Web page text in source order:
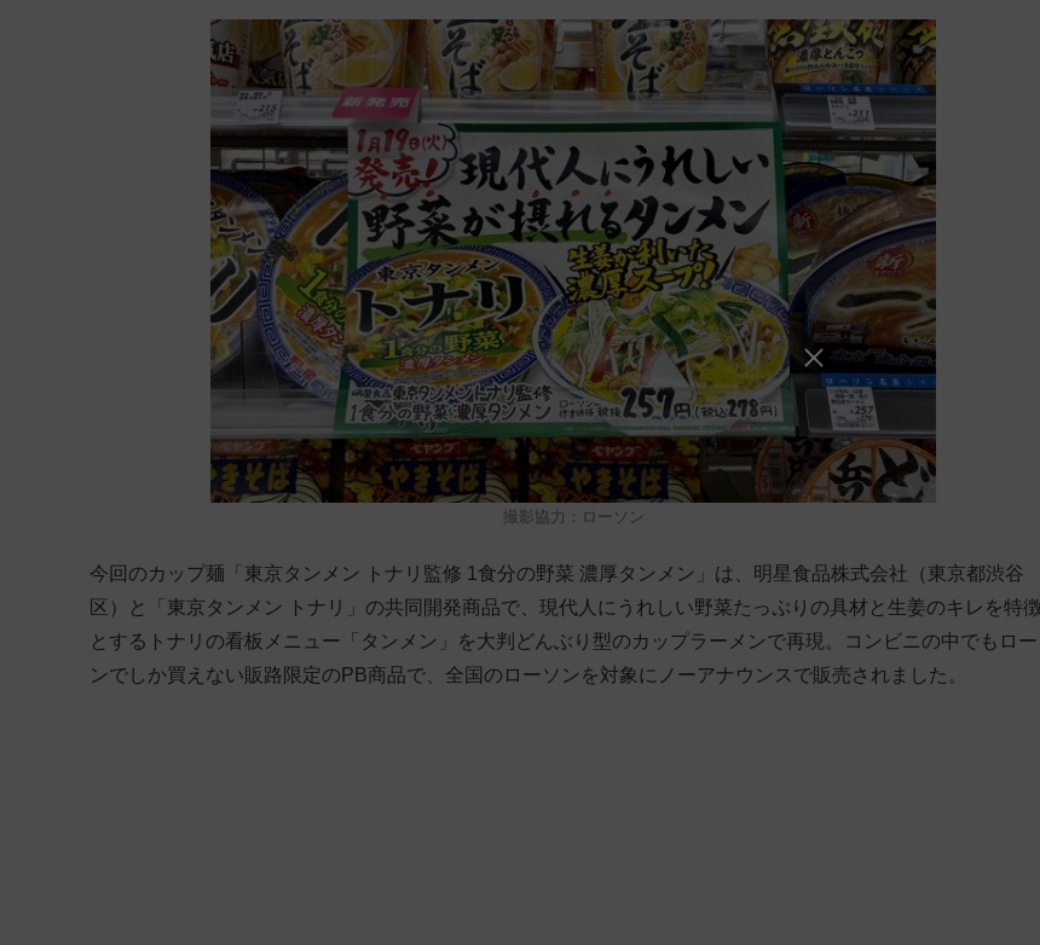
撮影協力：ローソン
今回のカップ麺「東京タンメン トナリ監修 1食分の野菜 濃厚タンメン」は、明星食品株式会社（東京都渋谷
区）と「東京タンメン トナリ」の共同開発商品で、現代人にうれしい野菜たっぷりの具材と生姜のキレを特徴
とするトナリの看板メニュー「タンメン」を大判どんぶり型のカップラーメンで再現。コンビニの中でもロー
ンでしか買えない販路限定のPB商品で、全国のローソンを対象にノーアナウンスで販売されました。